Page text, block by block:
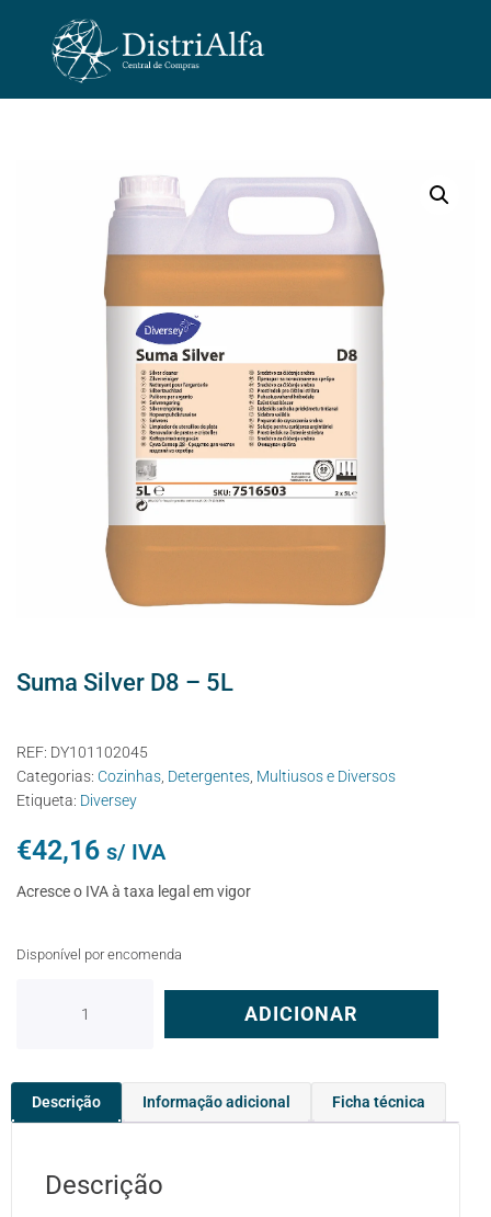
Suma Silver D8 – 5L
REF: DY101102045
Categorias: Cozinhas Detergentes Multiusos e Diversos
Etiqueta: Diversey
€42,16 s/ IVA
Acresce o IVA à taxa legal em vigor
Disponível por encomenda
ADICIONAR
Descrição Informação adicional Ficha técnica
Descrição